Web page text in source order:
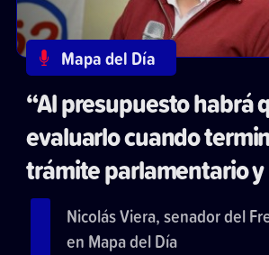
Mapa del Día
“Al presupuesto habrá
evaluarlo cuando
trámite parlamentario
Nicolás Viera, senador del
en Mapa del Día